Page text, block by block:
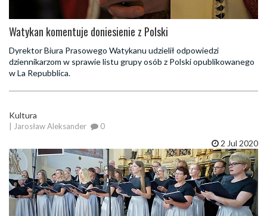
Watykan komentuje doniesienie z Polski
Dyrektor Biura Prasowego Watykanu udzielił odpowiedzi
dziennikarzom w sprawie listu grupy osób z Polski opublikowanego
w La Repubblica.
Kultura
| Jarosław Aleksander 0
2 Jul 2020